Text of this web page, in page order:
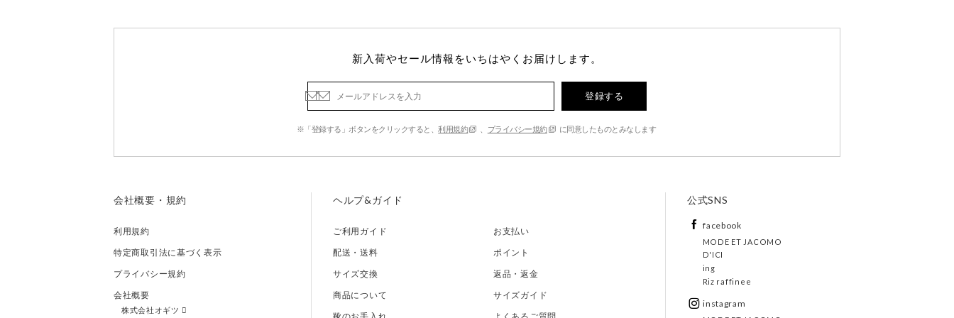
新入荷やセール情報をいちはやくお届けします。
登録する
※「登録する」ボタンをクリックすると、利用規約 プライバシー規約 に同意したものとみなします
会社概要・規約
利用規約
特定商取引法に基づく表示
プライバシー規約
会社概要
株式会社オギツ
ヘルプ&ガイド
ご利用ガイド
お支払い
配送・送料
ポイント
サイズ交換
返品・返金
商品について
サイズガイド
公式SNS
facebook
MODE ET JACOMO
D'ICI
ing
Riz raffinee
instagram